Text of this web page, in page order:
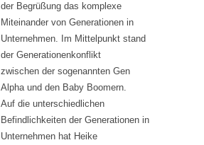
der Begrüßung das komplexe
Miteinander von Generationen in
Unternehmen. Im Mittelpunkt stand
der Generationenkonflikt
zwischen der sogenannten Gen
Alpha und den Baby Boomern.
Auf die unterschiedlichen
Befindlichkeiten der Generationen in
Unternehmen hat Heike